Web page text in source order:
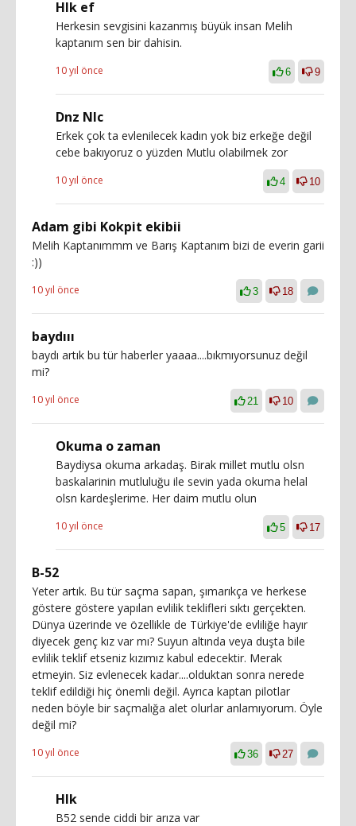
Hlk ef
Herkesin sevgisini kazanmış büyük insan Melih
kaptanım sen bir dahisin.
10 yıl önce 6 9
Dnz Nlc
Erkek çok ta evlenilecek kadın yok biz erkeğe değil
cebe bakıyoruz o yüzden Mutlu olabilmek zor
10 yıl önce 4 10
Adam gibi Kokpit ekibii
Melih Kaptanımmm ve Barış Kaptanım bizi de everin garii
:))
10 yıl önce 3 18
baydııı
baydı artık bu tür haberler yaaaa....bıkmıyorsunuz değil
mi?
10 yıl önce 21 10
Okuma o zaman
Baydiysa okuma arkadaş. Birak millet mutlu olsn
baskalarinin mutluluğu ile sevin yada okuma helal
olsn kardeşlerime. Her daim mutlu olun
10 yıl önce 5 17
B-52
Yeter artık. Bu tür saçma sapan, şımarıkça ve herkese
göstere göstere yapılan evlilik teklifleri sıktı gerçekten.
Dünya üzerinde ve özellikle de Türkiye'de evliliğe hayır
diyecek genç kız var mı? Suyun altında veya duşta bile
evlilik teklif etseniz kızımız kabul edecektir. Merak
etmeyin. Siz evlenecek kadar....olduktan sonra nerede
teklif edildiği hiç önemli değil. Ayrıca kaptan pilotlar
neden böyle bir saçmalığa alet olurlar anlamıyorum. Öyle
değil mi?
10 yıl önce 36 27
Hlk
B52 sende ciddi bir arıza var